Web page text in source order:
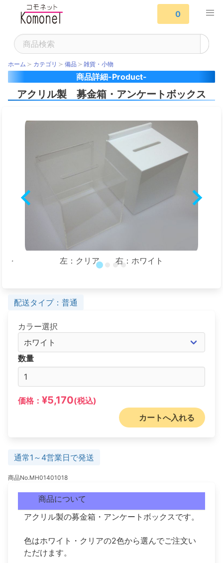
0
ホーム カテゴリ 備品 雑貨・小物
商品詳細-Product-
アクリル製 募金箱・アンケートボックス
を 左：クリア 右：ホワイト
配送タイプ：普通
カラー選択
数量
価格： ¥5,170(税込)
カートへ入れる
通常1～4営業日で発送
商品No.MH01401018
商品について
アクリル製の募金箱・アンケートボックスです。
色はホワイト・クリアの2色から選んでご注文い
ただけます。